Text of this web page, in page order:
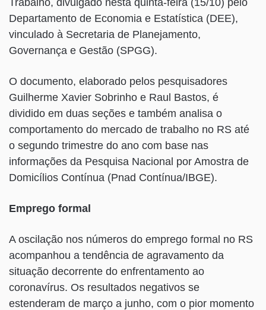
Departamento de Economia e Estatística (DEE),
vinculado à Secretaria de Planejamento,
Governança e Gestão (SPGG).
O documento, elaborado pelos pesquisadores
Guilherme Xavier Sobrinho e Raul Bastos, é
dividido em duas seções e também analisa o
comportamento do mercado de trabalho no RS até
o segundo trimestre do ano com base nas
informações da Pesquisa Nacional por Amostra de
Domicílios Contínua (Pnad Contínua/IBGE).
Emprego formal
A oscilação nos números do emprego formal no RS
acompanhou a tendência de agravamento da
situação decorrente do enfrentamento ao
coronavírus. Os resultados negativos se
estenderam de março a junho, com o pior momento